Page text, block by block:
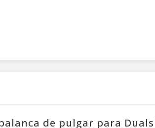
palanca de pulgar para